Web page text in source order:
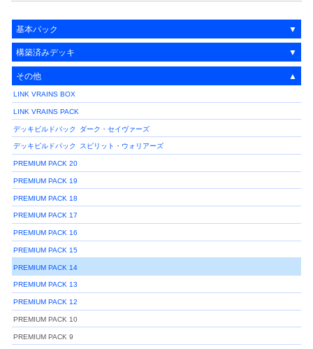
基本パック
構築済みデッキ
その他
LINK VRAINS BOX
LINK VRAINS PACK
デッキビルドパック ダーク・セイヴァーズ
デッキビルドパック スピリット・ウォリアーズ
PREMIUM PACK 20
PREMIUM PACK 19
PREMIUM PACK 18
PREMIUM PACK 17
PREMIUM PACK 16
PREMIUM PACK 15
PREMIUM PACK 14
PREMIUM PACK 13
PREMIUM PACK 12
PREMIUM PACK 10
PREMIUM PACK 9